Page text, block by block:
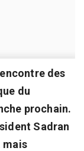
des
du
prochain.
Sadran
mais